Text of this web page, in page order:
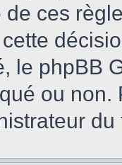
ces
le phpBB
ou non.
du